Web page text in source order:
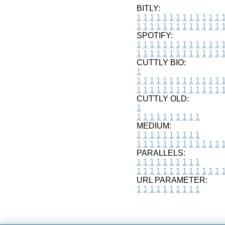
BITLY:
1 1 1 1 1 1 1 1 1 1 1 1 1 1
1 1 1 1 1 1 1 1 1 1 1 1 1 1
SPOTIFY:
1 1 1 1 1 1 1 1 1 1 1 1 1 1
1 1 1 1 1 1 1 1 1 1 1 1 1 1
CUTTLY BIO:
1
1 1 1 1 1 1 1 1 1 1 1 1 1 1
1 1 1 1 1 1 1 1 1 1 1 1 1 1
CUTTLY OLD:
1
1 1 1 1 1 1 1 1 1 1
MEDIUM:
1 1 1 1 1 1 1 1 1 1
1 1 1 1 1 1 1 1 1 1 1 1 1 1
PARALLELS:
1 1 1 1 1 1 1 1 1 1
1 1 1 1 1 1 1 1 1 1 1 1 1 1
URL PARAMETER:
1 1 1 1 1 1 1 1 1 1